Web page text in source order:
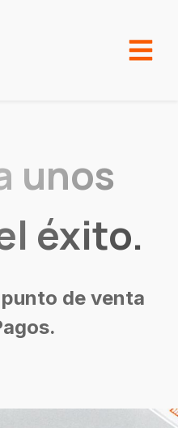
unos
éxito.
de venta